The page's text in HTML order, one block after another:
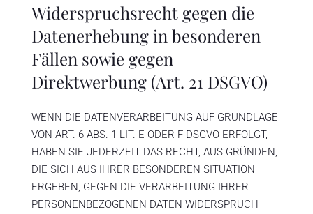
Widerspruchsrecht gegen die
Datenerhebung in besonderen
Fällen sowie gegen
Direktwerbung (Art. 21 DSGVO)
WENN DIE DATENVERARBEITUNG AUF GRUNDLAGE
VON ART. 6 ABS. 1 LIT. E ODER F DSGVO ERFOLGT,
HABEN SIE JEDERZEIT DAS RECHT, AUS GRÜNDEN,
DIE SICH AUS IHRER BESONDEREN SITUATION
ERGEBEN, GEGEN DIE VERARBEITUNG IHRER
PERSONENBEZOGENEN DATEN WIDERSPRUCH